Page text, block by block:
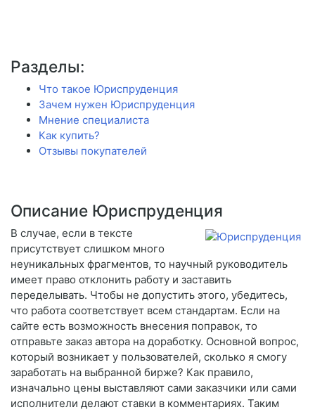
Разделы:
Что такое Юриспруденция
Зачем нужен Юриспруденция
Мнение специалиста
Как купить?
Отзывы покупателей
Описание Юриспруденция
В случае, если в тексте
присутствует слишком много
неуникальных фрагментов, то научный руководитель
имеет право отклонить работу и заставить
переделывать. Чтобы не допустить этого, убедитесь,
что работа соответствует всем стандартам. Если на
сайте есть возможность внесения поправок, то
отправьте заказ автора на доработку. Основной вопрос,
который возникает у пользователей, сколько я смогу
заработать на выбранной бирже? Как правило,
изначально цены выставляют сами заказчики или сами
исполнители делают ставки в комментариях. Таким